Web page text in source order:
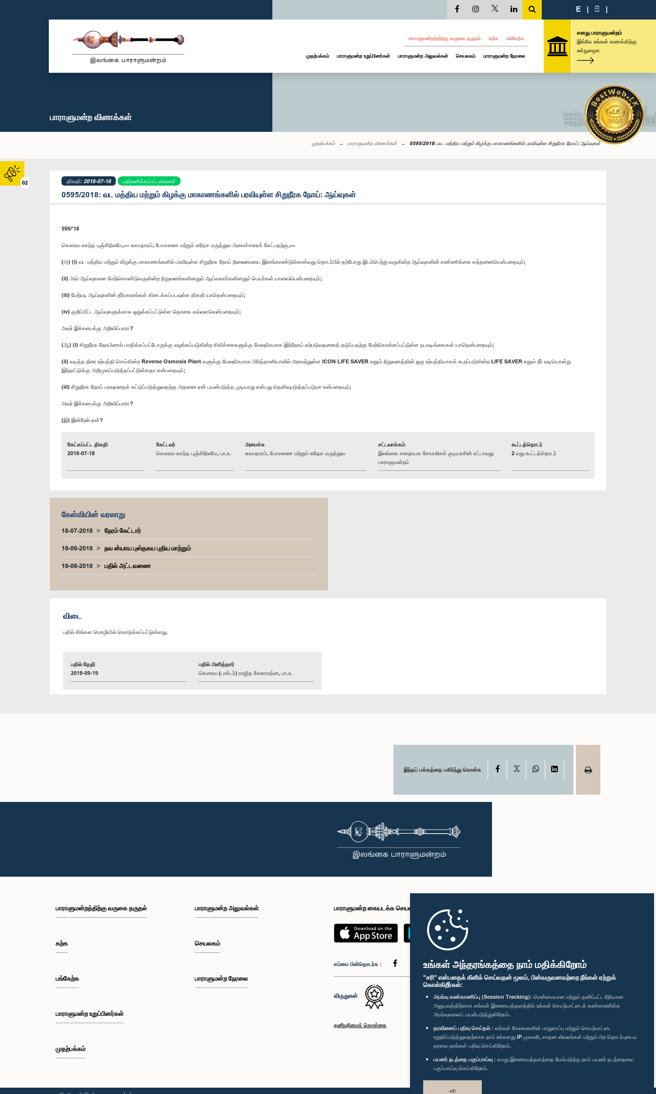
உங்கள் அந்தரங்கத்தை நாம் மதிக்கிறோம்
"சரி" என்பதைக் கிளிக் செய்வதன் மூலம், பின்வருவனவற்றை நீங்கள் ஏற்றுக்
கொள்கிறீர்கள்:
அமர்வு கண்காணிப்பு (Session Tracking): மென்மையான மற்றும் தனிப்பட்ட ரீதியான
அனுபவத்திற்காக எங்கள் இணையத்தளத்தில் உங்கள் செயற்பாட்டைக் கண்காணிக்க
அமர்வுகளைப் பயன்படுத்துகிறோம்.
தரவினைப் பதிவு செய்தல் : எங்கள் சேவைகளின் பாதுகாப்பு மற்றும் செயற்பாட்டை
உறுதிப்படுத்துவதற்காக நாம் உங்களது IP முகவரி, சாதன விவரங்கள் மற்றும் பிற தொடர்புடைய
தரவை நாங்கள் பதிவு செய்கிறோம்.
பயனர் நடத்தை பகுப்பாய்வு : எமது இணையத்தளத்தை மேம்படுத்த நாம் பயனர் நடத்தையை
பகுப்பாய்வு செய்கிறோம்.
சரி
02
E | සි |
பாராளுமன்றத்திற்கு வருகை தருதல் கற்க பங்கேற்க
முதற்பக்கம் பாராளுமன்ற உறுப்பினர்கள் பாராளுமன்ற அலுவல்கள் செயலகம் பாராளுமன்ற நேரலை
எனது பாராளுமன்றம்
இங்கே உங்கள் கணக்கிற்கு
உள்நுழைக
பாராளுமன்ற வினாக்கள்
முதற்பக்கம் பாராளுமன்ற வினாக்கள் 0595/2018: வட மத்திய மற்றும் கிழக்கு மாகாணங்களில் பரவியுள்ள சிறுநீரக நோய்: ஆய்வுகள்
திகதி: 2018-07-18 பதிலளிக்கப்பட்டவைகள்
0595/2018: வட மத்திய மற்றும் கிழக்கு மாகாணங்களில் பரவியுள்ள சிறுநீரக நோய்: ஆய்வுகள்
595/'18
கௌரவ சுசந்த புஞ்சிநிலமே,— சுகாதாரம், போசணை மற்றும் சுதேச மருத்துவ அமைச்சரைக் கேட்பதற்கு,—
(அ) (i) வட மத்திய மற்றும் கிழக்கு மாகாணங்களில் பரவியுள்ள சிறுநீரக நோய் நிலைமையை இனங்காண்டுகொள்வது தொடர்பில் தற்போது இடம்பெற்று வருகின்ற ஆய்வுகளின் எண்ணிக்கை எத்தனையென்பதையும்;
(ii) அவ் ஆய்வுகளை மேற்கொண்டுவருகின்ற நிறுவனங்களினதும் ஆய்வாளர்களினதும் பெயர்கள் யாவையென்பதையும்;
(iii) மேற்படி ஆய்வுகளின் தீர்மானங்கள் கிடைக்கப்படவுள்ள திகதி யாதென்பதையும்;
(iv) குறிப்பிட்ட ஆய்வுகளுக்காக ஒதுக்கப்பட்டுள்ள தொகை எவ்வளவென்பதையும்;
அவர் இச்சபைக்கு அறிவிப்பாரா?
(ஆ) (i) சிறுநீரக நோயினால் பாதிக்கப்பட்டோருக்கு வழங்கப்படுகின்ற சிகிச்சைகளுக்கு மேலதிகமாக இந்நோய் ஏற்படுவதனைத் தடுப்பதற்கு மேற்கொள்ளப்பட்டுள்ள நடவடிக்கைகள் யாதென்பதையும்;
(ii) வடித்த நீரை உற்பத்தி செய்கின்ற Reverse Osmosis Plant களுக்கு மேலதிகமாக பிரித்தானியாவில் அமைந்துள்ள ICON LIFE SAVER எனும் நிறுவனத்தின் ஒரு உற்பத்தியாகக் கூறப்படுகின்ற LIFE SAVER எனும் நீர் வடியொன்று
இந்நாட்டுக்கு அறிமுகப்படுத்தப்பட்டுள்ளதா என்பதையும்;
(iii) சிறுநீரக நோய் பரவுவதைக் கட்டுப்படுத்துவதற்கு அதனை ஏன் பயன்படுத்த முடியாது என்பது தெளிவுபடுத்தப்படுமா என்பதையும்;
அவர் இச்சபைக்கு அறிவிப்பாரா?
(இ) இன்றேல் ஏன்?
கேட்கப்பட்ட திகதி
2018-07-18
கேட்டவர்
கௌரவ சுசந்த புஞ்சிநிலமே, பா.உ.
அமைச்சு
சுகாதாரம், போசணை மற்றும் சுதேச மருத்துவ
சட்டவாக்கம்
இலங்கை சனநாயக சோசலிசக் குடியரசின் எட்டாவது
பாராளுமன்றம்
கூட்டத்தொடர்
2 வது கூட்டத்தொடர்
கேள்வியின் வரலாறு
18-07-2018
நேரம் கேட்டார்
19-09-2018
நவ ன்யாய புஸ்தகய புதிய மாற்றும்
19-09-2018
பதில் அட்டவணை
விடை
பதில் சிங்கள மொழியில் கொடுக்கப்பட்டுள்ளது.
பதில் தேதி
2018-09-19
பதில் அளித்தார்
கௌரவ (டாக்டர்) ராஜித சேனாரத்ன, பா.உ.
இந்தப் பக்கத்தை பகிர்ந்து கொள்க Facebook WhatsAppLinkedIn
பாராளுமன்றத்திற்கு வருகை தருதல்
கற்க
பங்கேற்க
பாராளுமன்ற உறுப்பினர்கள்
முதற்பக்கம்
பாராளுமன்ற அலுவல்கள்
செயலகம்
பாராளுமன்ற நேரலை
பாராளுமன்ற கையடக்க செயலி
எம்மை பின்தொடர்க :
விருதுகள்
தனியுரிமைக் கொள்கை